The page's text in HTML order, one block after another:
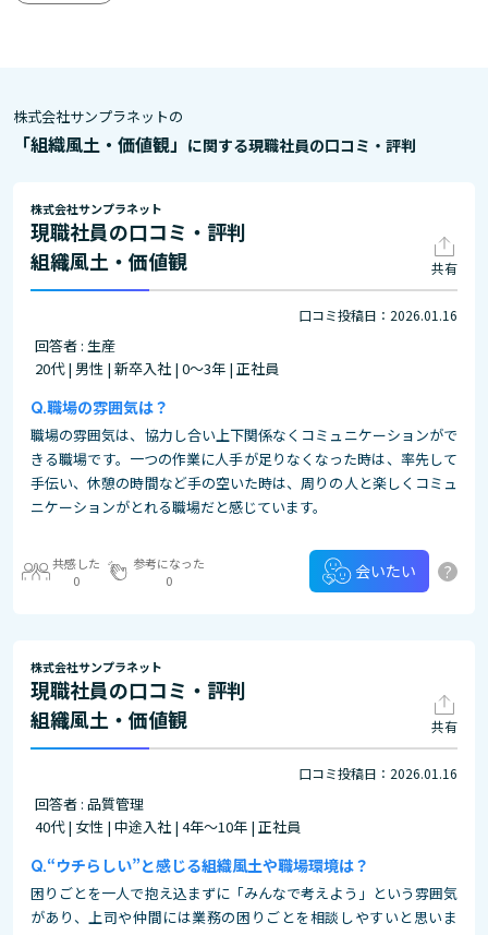
株式会社サンプラネットの
「組織風土・価値観」 に関する現職社員の口コミ・評判
株式会社サンプラネット
現職社員の口コミ・評判
組織風土・価値観
共有
口コミ投稿日：2026.01.16
回答者 : 生産
20代 | 男性 | 新卒入社 | 0～3年 | 正社員
職場の雰囲気は？
職場の雰囲気は、協力し合い上下関係なくコミュニケーションがで
きる職場です。一つの作業に人手が足りなくなった時は、率先して
手伝い、休憩の時間など手の空いた時は、周りの人と楽しくコミュ
ニケーションがとれる職場だと感じています。
共感した
0
参考になった
0
会いたい ?
株式会社サンプラネット
現職社員の口コミ・評判
組織風土・価値観
共有
口コミ投稿日：2026.01.16
回答者 : 品質管理
40代 | 女性 | 中途入社 | 4年～10年 | 正社員
“ウチらしい”と感じる組織風土や職場環境は？
困りごとを一人で抱え込まずに「みんなで考えよう」という雰囲気
があり、上司や仲間には業務の困りごとを相談しやすいと思いま